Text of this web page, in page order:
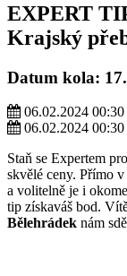
EXPERT
Krajský
Datum kola:
06.02.2024 00:30
06.02.2024 00:30
Staň se Expertem
skvělé ceny. Přímo
a volitelně je i
tip získaváš bod.
Bělehrádek nám